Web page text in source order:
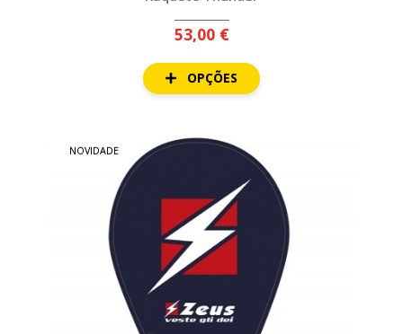
53,00 €
OPÇÕES
NOVIDADE